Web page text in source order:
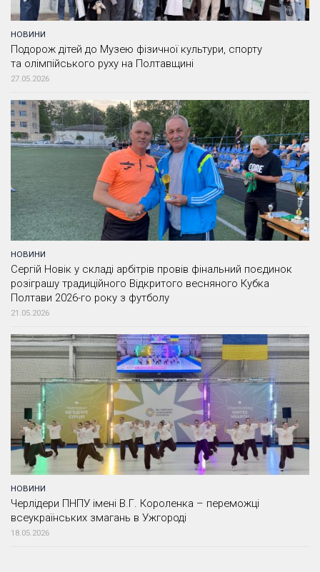
НОВИНИ
Подорож дітей до Музею фізичної культури, спорту
та олімпійського руху на Полтавщині
27.05.2026
НОВИНИ
Сергій Новік у складі арбітрів провів фінальний поєдинок
розіграшу традиційного Відкритого весняного Кубка
Полтави 2026-го року з футболу
21.05.2026
НОВИНИ
Черлідери ПНПУ імені В.Г. Короленка – переможці
всеукраїнських змагань в Ужгороді
18.05.2026